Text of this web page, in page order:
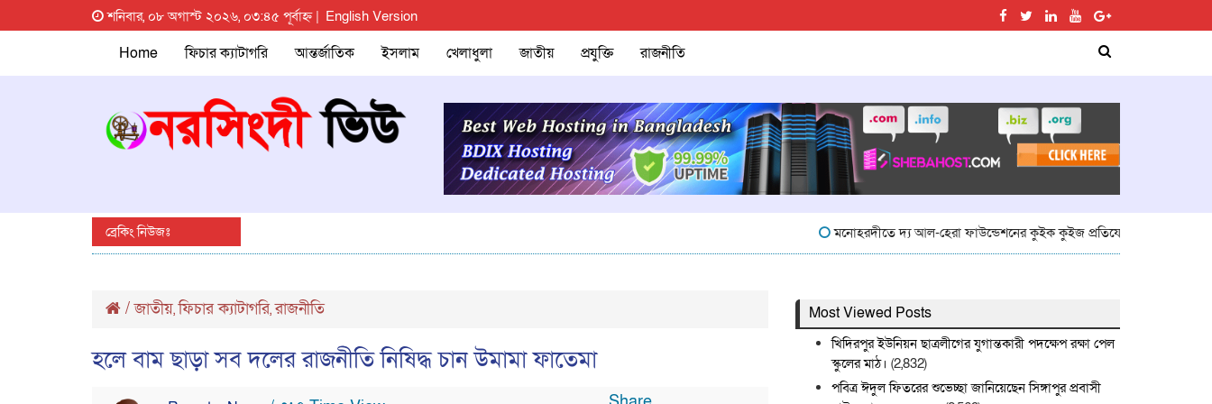
শনিবার, ০৮ অগাস্ট ২০২৬, ০৩:৪৫ পূর্বাহ্ন | English Version
Home ফিচার ক্যাটাগরি আন্তর্জাতিক ইসলাম খেলাধুলা জাতীয় প্রযুক্তি রাজনীতি
ব্রেকিং নিউজঃ মনোহরদীতে দ্য আল-হেরা ফাউন্ডেশনের কুইক কুইজ প্রতিযোগিতা অনুষ্ঠিত
/জাতীয়,ফিচার ক্যাটাগরি,রাজনীতি
হলে বাম ছাড়া সব দলের রাজনীতি নিষিদ্ধ চান উমামা ফাতেমা
Most Viewed Posts
খিদিরপুর ইউনিয়ন ছাত্রলীগের যুগান্তকারী পদক্ষেপ রক্ষা পেল
স্কুলের মাঠ। (2,832)
পবিত্র ঈদুল ফিতরের শুভেচ্ছা জানিয়েছেন সিঙ্গাপুর প্রবাসী